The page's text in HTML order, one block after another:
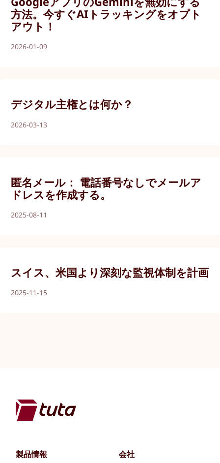
方法。今すぐAIトラッキングをオプト
アウト！
2026-01-09
デジタル主権とは何か？
2026-03-13
匿名メール： 電話番号なしでメールア
ドレスを作成する。
2025-08-11
スイス、米国より深刻な監視体制を計画
2025-11-15
製品情報
会社